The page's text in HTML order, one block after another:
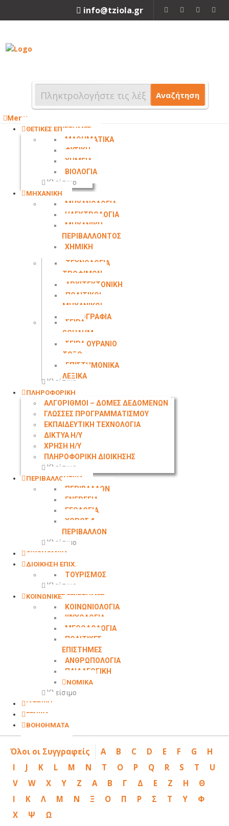
info@tziola.gr
Αναζήτηση
Menu
ΘΕΤΙΚΕΣ ΕΠΙΣΤΗΜΕΣ
ΜΑΘΗΜΑΤΙΚΑ
ΦΥΣΙΚΗ
ΧΗΜΕΙΑ
ΒΙΟΛΟΓΙΑ
Κλείσιμο
ΜΗΧΑΝΙΚΗ
ΜΗΧΑΝΟΛΟΓΙΑ
ΗΛΕΚΤΡΟΛΟΓΙΑ
ΜΗΧΑΝΙΚΗ
ΠΕΡΙΒΑΛΛΟΝΤΟΣ
ΧΗΜΙΚΗ
ΤΕΧΝΟΛΟΓΙΑ
ΤΡΟΦΙΜΩΝ
ΑΡΧΙΤΕΚΤΟΝΙΚΗ
ΠΟΛΙΤΙΚΟΙ
ΜΗΧΑΝΙΚΟΙ
ΤΟΠΟΓΡΑΦΙΑ
ΣΕΙΡΑ
SCHAUM
ΣΕΙΡΑ ΟΥΡΑΝΙΟ
ΤΟΞΟ
ΕΠΙΣΤΗΜΟΝΙΚΑ
ΛΕΞΙΚΑ
Κλείσιμο
ΠΛΗΡΟΦΟΡΙΚΗ
ΑΛΓΟΡΙΘΜΟΙ – ΔΟΜΕΣ ΔΕΔΟΜΕΝΩΝ
ΓΛΩΣΣΕΣ ΠΡΟΓΡΑΜΜΑΤΙΣΜΟΥ
ΕΚΠΑΙΔΕΥΤΙΚΗ ΤΕΧΝΟΛΟΓΙΑ
ΔΙΚΤΥΑ Η/Υ
ΧΡΗΣΗ Η/Υ
ΠΛΗΡΟΦΟΡΙΚΗ ΔΙΟΙΚΗΣΗΣ
Κλείσιμο
ΠΕΡΙΒΑΛΛΟΝΤΙΚΑ
ΠΕΡΙΒΑΛΛΟΝ
ΕΝΕΡΓΕΙΑ
ΓΕΩΛΟΓΙΑ
ΧΩΡΟΣ &
ΠΕΡΙΒΑΛΛΟΝ
Κλείσιμο
ΟΙΚΟΝΟΜΙΚΑ
ΔΙΟΙΚΗΣΗ ΕΠΙΧ.
ΤΟΥΡΙΣΜΟΣ
Κλείσιμο
ΚΟΙΝΩΝΙΚΕΣ ΕΠΙΣΤΗΜΕΣ
ΚΟΙΝΩΝΙΟΛΟΓΙΑ
ΨΥΧΟΛΟΓΙΑ
ΜΕΘΟΔΟΛΟΓΙΑ
ΠΟΛΙΤΙΚΕΣ
ΕΠΙΣΤΗΜΕΣ
ΑΝΘΡΩΠΟΛΟΓΙΑ
ΠΑΙΔΑΓΩΓΙΚΗ
ΝΟΜΙΚΑ
Κλείσιμο
ΙΑΤΡΙΚΗ
ΓΕΝΙΚΑ
ΒΟΗΘΗΜΑΤΑ
Όλοι οι Συγγραφείς A B C D E F G
H
I
J K L M N T O P Q R S T
U
V
W X Y Z Α Β Γ Δ Ε Ζ Η
Θ
Ι
Κ Λ Μ Ν Ξ Ο Π Ρ Σ Τ Υ
Φ
Χ
Ψ Ω